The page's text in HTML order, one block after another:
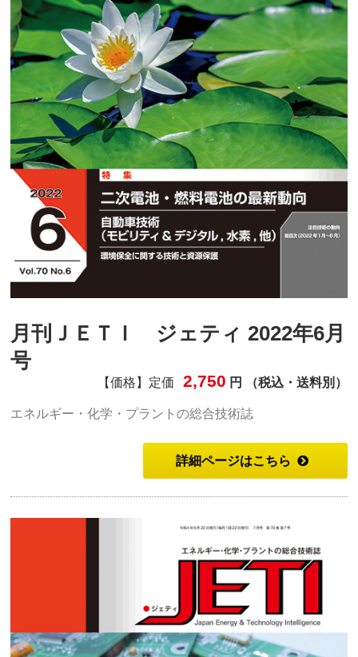
月刊ＪＥＴＩ ジェティ 2022年6月
号
【価格】定価 2,750 円 （税込・送料別）
エネルギー・化学・プラントの総合技術誌
詳細ページはこちら